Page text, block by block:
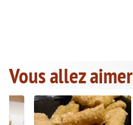
Vous allez aimer